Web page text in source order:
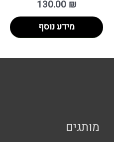
130.00 ₪
מידע נוסף
מותגים